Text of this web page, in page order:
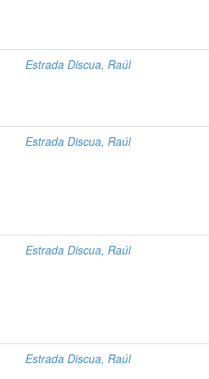
Estrada Discua, Raúl
Estrada Discua, Raúl
Estrada Discua, Raúl
Estrada Discua, Raúl